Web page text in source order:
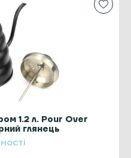
1.2 л. Pour Over
глянець